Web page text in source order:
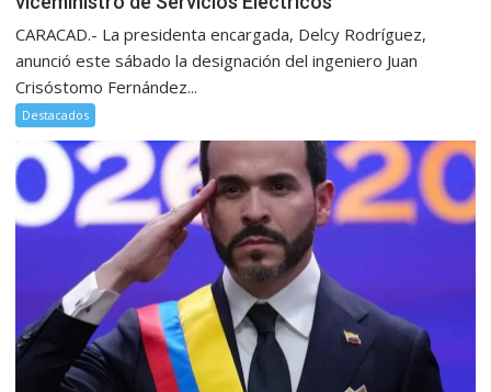
CARACAD.- La presidenta encargada, Delcy Rodríguez,
anunció este sábado la designación del ingeniero Juan
Crisóstomo Fernández...
Destacados